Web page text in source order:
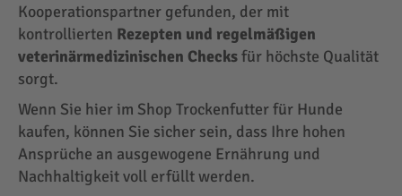
Kooperationspartner gefunden, der mit
kontrollierten Rezepten und regelmäßigen
veterinärmedizinischen Checksfür höchste Qualität
sorgt.
Wenn Sie hier im Shop Trockenfutter für Hunde
kaufen, können Sie sicher sein, dass Ihre hohen
Ansprüche an ausgewogene Ernährung und
Nachhaltigkeit voll erfüllt werden.